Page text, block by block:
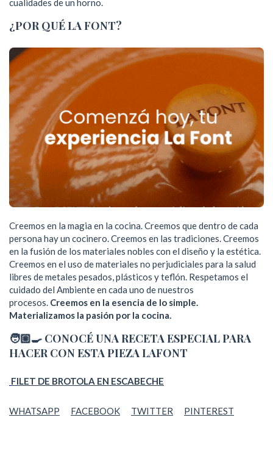
cualidades de un horno.
¿POR QUÉ LA FONT?
Creemos en la magia en la cocina. Creemos que dentro de cada
persona hay un cocinero. Creemos en las tradiciones. Creemos
en la fusión de los materiales nobles con el diseño y la estética.
Creemos en el uso de materiales no perjudiciales para la salud
libres de metales pesados, plásticos y teflón. Respetamos el
cuidado del Ambiente en cada uno de nuestros
procesos. Creemos en la esencia de lo simple.
Materializamos la pasión por la cocina.
🧑🏼‍🍳 CONOCÉ UNA RECETA ESPECIAL PARA
HACER CON ESTA PIEZA LAFONT
FILET DE BROTOLA EN ESCABECHE
WHATSAPP FACEBOOK TWITTER PINTEREST